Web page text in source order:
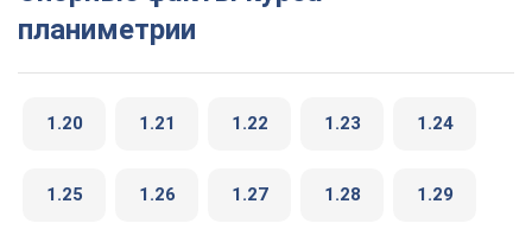
планиметрии
1.20 1.21 1.22 1.23 1.24
1.25 1.26 1.27 1.28 1.29